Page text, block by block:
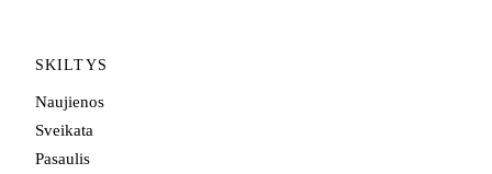
SKILTYS
Naujienos
Sveikata
Pasaulis